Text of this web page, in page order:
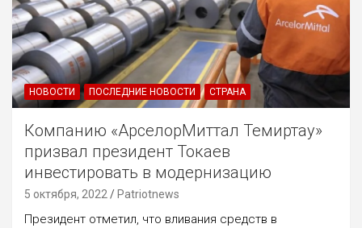
НОВОСТИ ПОСЛЕДНИЕ НОВОСТИ СТРАНА
Компанию «АрселорМиттал Темиртау»
призвал президент Токаев
инвестировать в модернизацию
5 октября, 2022 Patriotnews
Президент отметил, что вливания средств в